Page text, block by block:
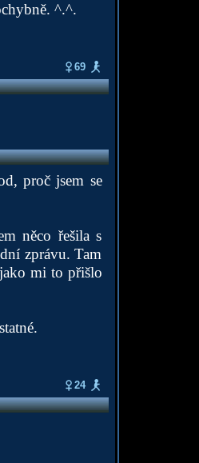
^.^.
69
proč jsem se
něco řešila s
zprávu. Tam
mi to přišlo
24